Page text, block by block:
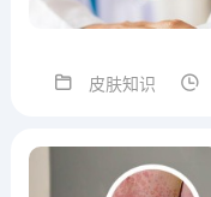
皮肤知识